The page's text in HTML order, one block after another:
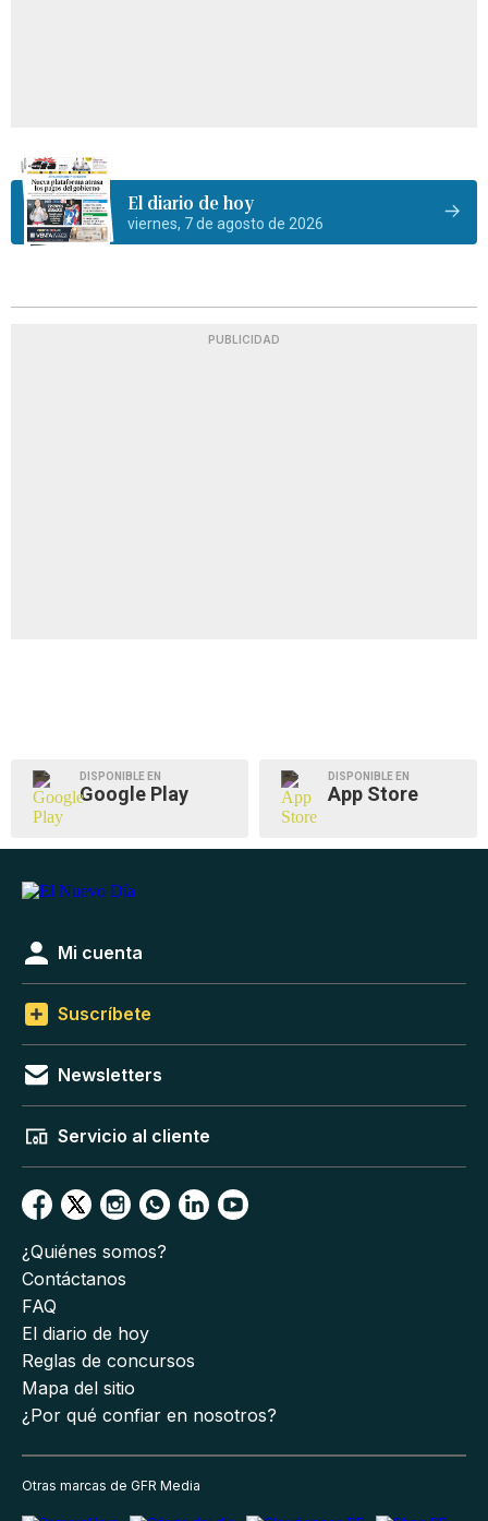
El diario de hoy
viernes, 7 de agosto de 2026
PUBLICIDAD
DISPONIBLE EN
Google Play
DISPONIBLE EN
App Store
Mi cuenta
Suscríbete
Newsletters
Servicio al cliente
¿Quiénes somos?
Contáctanos
FAQ
El diario de hoy
Reglas de concursos
Mapa del sitio
¿Por qué confiar en nosotros?
Otras marcas de GFR Media